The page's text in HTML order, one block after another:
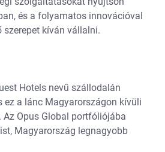
és a folyamatos innovációval
szerepet kíván vállalni.
Hotels nevű szállodalán
ez a lánc Magyarországon kívüli
Opus Global portfóliójába
Magyarország legnagyobb